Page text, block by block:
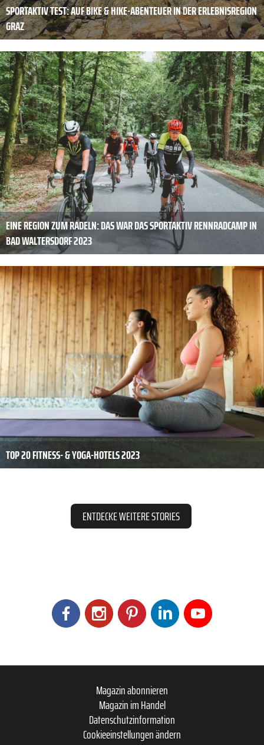
SPORTAKTIV TEST: AUF BIKE & HIKE-ABENTEUER IN DER ERLEBNISREGION
GRAZ
EINE REGION ZUM RADELN: DAS WAR DAS SPORTAKTIV RENNRADCAMP IN
BAD WALTERSDORF 2023
TOP 20 FITNESS- & YOGA-HOTELS 2023
ENTDECKE WEITERE STORIES
Magazin abonnieren
Magazin im Handel
Datenschutzinformation
Cookieeinstellungen ändern